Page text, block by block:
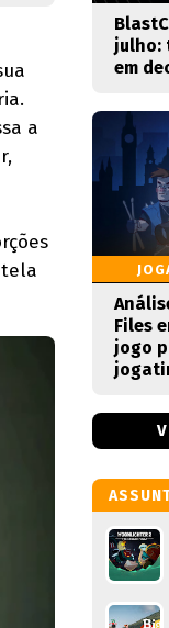
a
julho:
em
Files
jogo